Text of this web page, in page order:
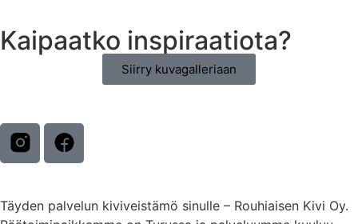
Kaipaatko inspiraatiota?
Siirry kuvagalleriaan
Täyden palvelun kiviveistämö sinulle – Rouhiaisen Kivi Oy.